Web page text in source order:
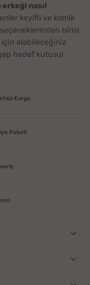
nasıl
keyifli ve komik
birisi
alabileceğiniz
hedef kutusu!
Kargo
Paketi